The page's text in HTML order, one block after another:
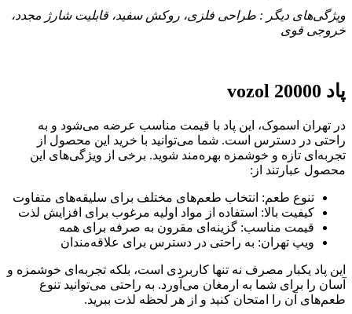
دیگر : طراحی فلزی، روکش سفید، قابلیت شارژ مجدد،
قوی
vozol 20000
اسموک، این پاد با قیمت مناسب عرضه می‌شود و به
در دسترس است. شما می‌توانید با خرید این محصول از
تازه و خوشمزه بهره‌مند شوید. برخی از ویژگی‌های این
عبارتند از:
تنوع طعم: انتخاب طعم‌های مختلف برای سلیقه‌های متفاوت
کیفیت بالا: استفاده از مواد اولیه مرغوب برای افزایش لذت
قیمت مناسب: گزینه‌ای مقرون به صرفه برای همه
ویپ تهران: به راحتی در دسترس برای علاقه‌مندان
پاد یکبار مصرف نه تنها کاربردی است، بلکه تجربه‌ای خوشمزه و
را برای شما به ارمغان می‌آورد. به راحتی می‌توانید تنوع
آن را امتحان کنید و از هر لحظه لذت ببرید.